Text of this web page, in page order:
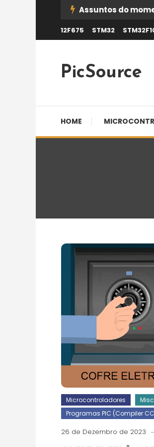
Content
Assuntos do
12F675 STM32
PicSource
HOME
Microcontroladores
Programas PIC (Compiler
26 de Dezembro de 2023